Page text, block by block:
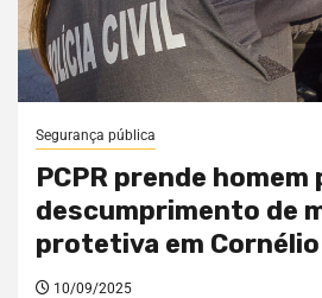
Segurança pública
PCPR prende homem
descumprimento de
protetiva em
10/09/2025